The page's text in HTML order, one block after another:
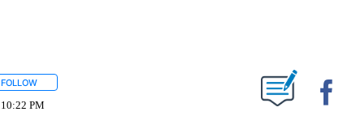
FOLLOWFOLLOW "" TO RECEIVE NOTIFICATIONS ABOUT NEW PAGES ON "".
10:22 PM